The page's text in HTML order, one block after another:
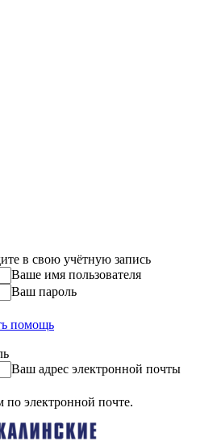
в свою учётную запись
Ваше имя пользователя
Ваш пароль
помощь
Ваш адрес электронной почты
по электронной почте.